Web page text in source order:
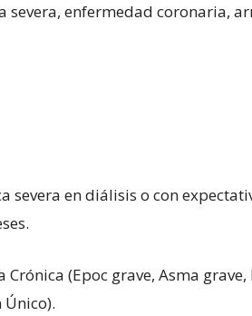
severa, enfermedad coronaria,
en diálisis o con
(Epoc grave, Asma grave,